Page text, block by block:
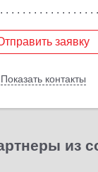
заявку
Показать контакты
заявку
Назад
из